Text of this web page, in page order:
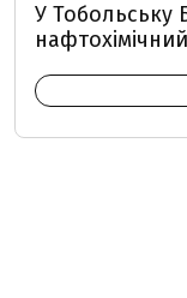
У Тобольську